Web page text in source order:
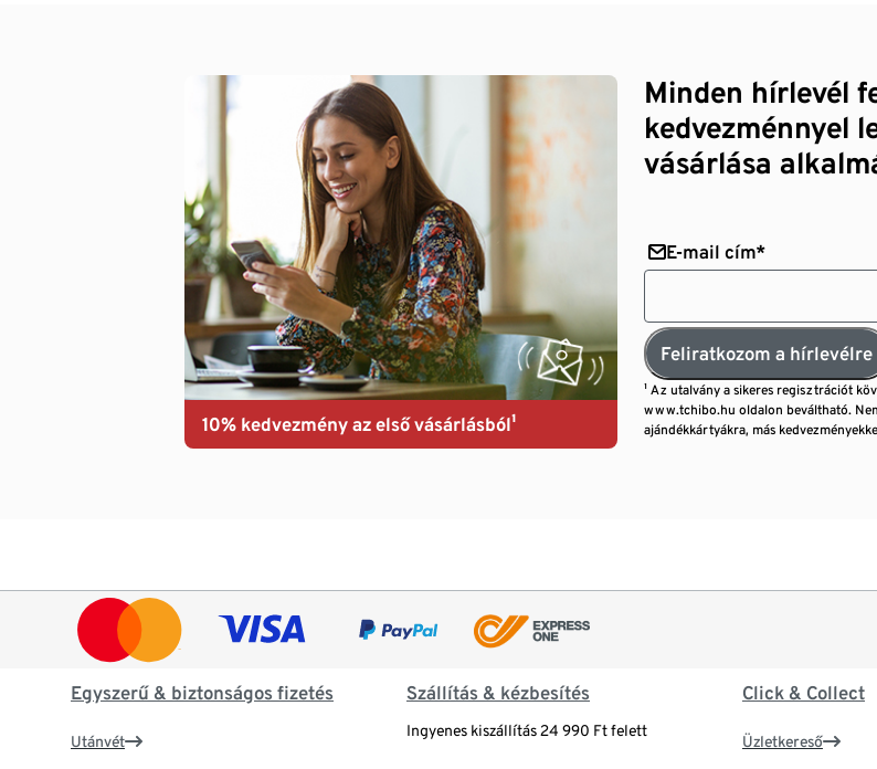
10% kedvezmény az első vásárlásból¹
Minden hírlevél
kedvezménnyel
vásárlása
E-mail cím*
Feliratkozom a hírlevélre
¹ Az utalvány a sikeres regisztrációt
www.tchibo.hu oldalon beváltható.
ajándékkártyákra, más
Egyszerű & biztonságos fizetés
Utánvét
Szállítás & kézbesítés
Ingyenes kiszállítás 24 990 Ft felett
Click & Collect
Üzletkereső